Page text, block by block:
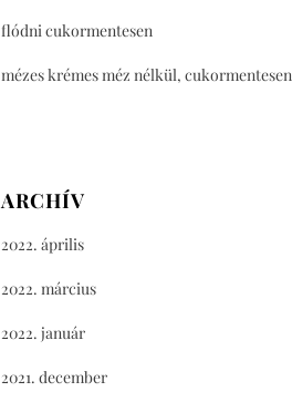
flódni cukormentesen
mézes krémes méz nélkül, cukormentesen
ARCHÍV
2022. április
2022. március
2022. január
2021. december